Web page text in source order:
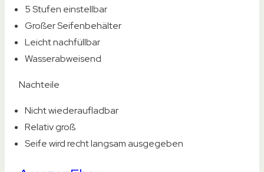
5 Stufen einstellbar
Großer Seifenbehälter
Leicht nachfüllbar
Wasserabweisend
Nachteile
Nicht wiederaufladbar
Relativ groß
Seife wird recht langsam ausgegeben